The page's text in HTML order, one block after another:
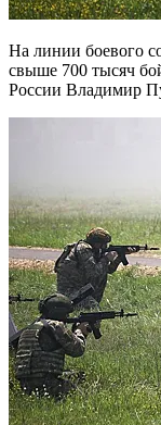
На линии боевого соприкосновения в зоне СВО находятся
свыше 700 тысяч
России Владимир